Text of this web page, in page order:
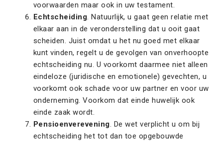
voorwaarden maar ook in uw testament.
Echtscheiding. Natuurlijk, u gaat geen relatie met
elkaar aan in de veronderstelling dat u ooit gaat
scheiden. Juist omdat u het nu goed met elkaar
kunt vinden, regelt u de gevolgen van onverhoopte
echtscheiding nu. U voorkomt daarmee niet alleen
eindeloze (juridische en emotionele) gevechten, u
voorkomt ook schade voor uw partner en voor uw
onderneming. Voorkom dat einde huwelijk ook
einde zaak wordt.
Pensioenverevening. De wet verplicht u om bij
echtscheiding het tot dan toe opgebouwde